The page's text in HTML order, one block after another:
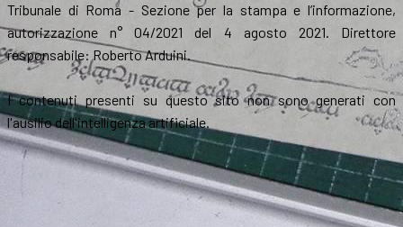
Tribunale di Roma - Sezione per la stampa e l’informazione,
autorizzazione n° 04/2021 del 4 agosto 2021. Direttore
responsabile: Roberto Arduini.
I contenuti presenti su questo sito non sono generati con
l'ausilio dell'intelligenza artificiale.